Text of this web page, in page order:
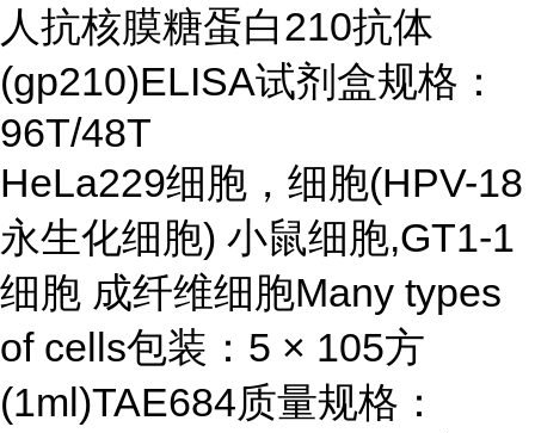
人抗核膜糖蛋白210抗体
(gp210)ELISA试剂盒规格：
96T/48T
HeLa229细胞，细胞(HPV-18
永生化细胞) 小鼠细胞,GT1-1
细胞 成纤维细胞Many types
of cells包装：5 × 105方
(1ml)TAE684质量规格：